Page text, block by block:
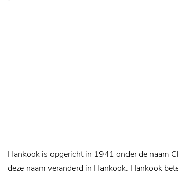
Hankook is opgericht in 1941 onder de naam
deze naam veranderd in Hankook. Hankook